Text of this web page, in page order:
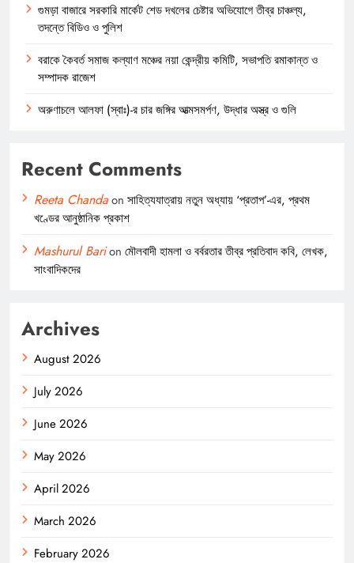
গুমড়া বাজারে সরকারি মার্কেট শেড দখলের চেষ্টার অভিযোগে তীব্র চাঞ্চল্য,
তদন্তে বিডিও ও পুলিশ
বরাকে কৈবর্ত সমাজ কল্যাণ মঞ্চের নয়া কেন্দ্রীয় কমিটি, সভাপতি রমাকান্ত ও
সম্পাদক রাজেশ
অরুণাচলে আলফা (স্বাঃ)-র চার জঙ্গির আত্মসমর্পণ, উদ্ধার অস্ত্র ও গুলি
Recent Comments
Reeta Chandaon সাহিত্যযাত্রায় নতুন অধ্যায় ‘প্রতাপ’-এর, প্রথম
খণ্ডের আনুষ্ঠানিক প্রকাশ
Mashurul Barion মৌলবাদী হামলা ও বর্বরতার তীব্র প্রতিবাদ কবি, লেখক,
সাংবাদিকদের
Archives
August 2026
July 2026
June 2026
May 2026
April 2026
March 2026
February 2026